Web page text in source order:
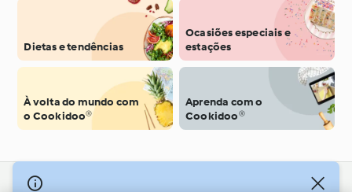
Dietas e tendências
Ocasiões especiais e
estações
À volta do mundo com
o Cookidoo®
Aprenda com o
Cookidoo®